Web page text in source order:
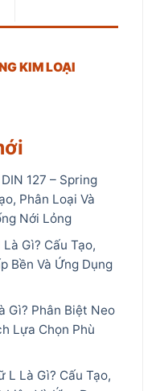
KIM LOẠI
127 – Spring
Phân Loại Và
Nới Lỏng
Gì? Cấu Tạo,
Bền Và Ứng Dụng
Gì? Phân Biệt Neo
Lựa Chọn Phù
L Là Gì? Cấu Tạo,